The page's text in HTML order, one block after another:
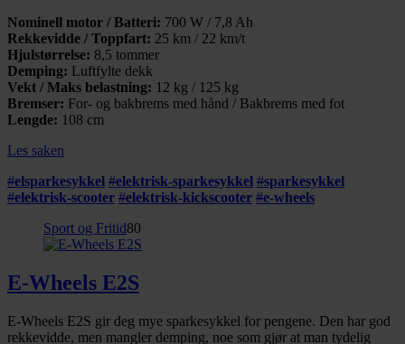
Nominell motor / Batteri: 700 W / 7,8 Ah
Rekkevidde / Toppfart: 25 km / 22 km/t
Hjulstørrelse: 8,5 tommer
Demping: Luftfylte dekk
Vekt / Maks belastning: 12 kg / 125 kg
Bremser: For- og bakbrems med hånd / Bakbrems med fot
Lengde: 108 cm
Les saken
#elsparkesykkel #elektrisk-sparkesykkel #sparkesykkel
#elektrisk-scooter #elektrisk-kickscooter #e-wheels
Sport og Fritid80
E-Wheels E2S
E-Wheels E2S gir deg mye sparkesykkel for pengene. Den har god
rekkevidde, men mangler demping, noe som gjør at man tydelig